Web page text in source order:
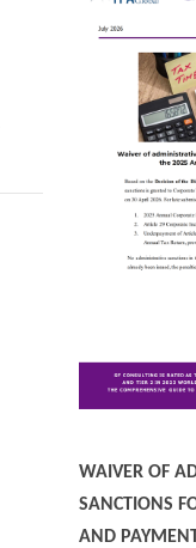
WAIVER OF
SANCTIONS
AND